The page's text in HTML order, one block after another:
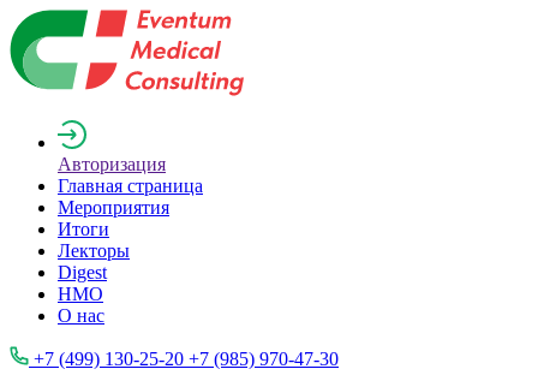
Авторизация
Главная страница
Мероприятия
Итоги
Лекторы
Digest
НМО
О нас
+7 (499) 130-25-20 +7 (985) 970-47-30